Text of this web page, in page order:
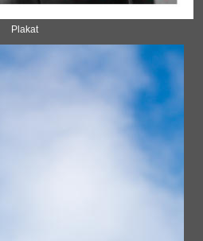
Plakat